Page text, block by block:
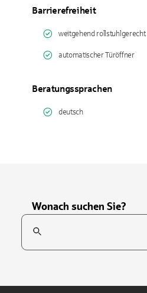
Barrierefreiheit
weitgehend rollstuhlgerecht
automatischer Türöffner
Beratungssprachen
deutsch
Wonach suchen Sie?
Suchfeld